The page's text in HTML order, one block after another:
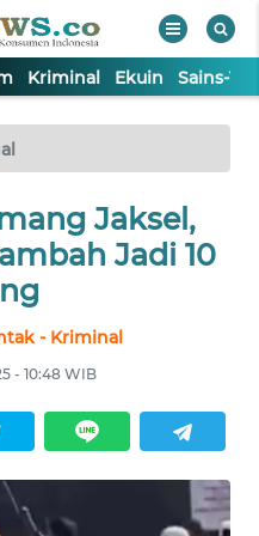
Kriminal Ekuin Sains-
Jaksel,
Jadi 10
- Kriminal
- 10:48 WIB